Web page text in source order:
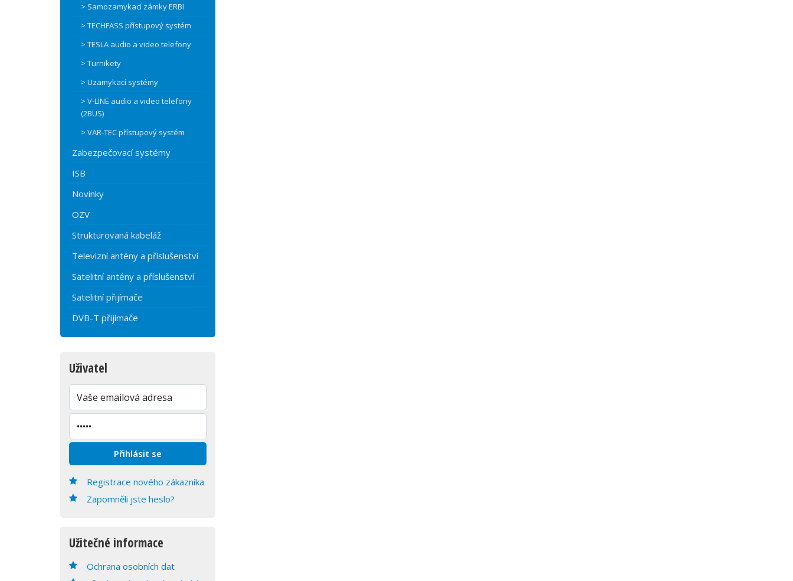
> Samozamykací zámky ERBI
> TECHFASS přístupový systém
> TESLA audio a video telefony
> Turnikety
> Uzamykací systémy
> V-LINE audio a video telefony
(2BUS)
> VAR-TEC přístupový systém
Zabezpečovací systémy
ISB
Novinky
OZV
Strukturovaná kabeláž
Televizní antény a příslušenství
Satelitní antény a příslušenství
Satelitní přijímače
DVB-T přijímače
Uživatel
Registrace nového zákazníka
Zapomněli jste heslo?
Užitečné informace
Ochrana osobních dat